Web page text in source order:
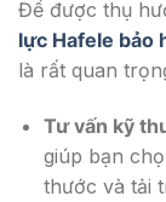
Để được thụ
lực Hafele bảo
là rất quan
Tư vấn kỹ
giúp bạn
thước và tải